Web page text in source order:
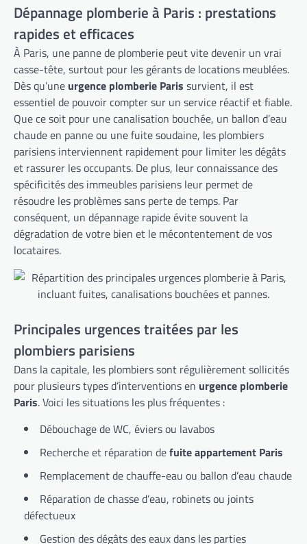
Dépannage plomberie à Paris : prestations
rapides et efficaces
À Paris, une panne de plomberie peut vite devenir un vrai
casse-tête, surtout pour les gérants de locations meublées.
Dès qu’une urgence plomberie Paris survient, il est
essentiel de pouvoir compter sur un service réactif et fiable.
Que ce soit pour une canalisation bouchée, un ballon d’eau
chaude en panne ou une fuite soudaine, les plombiers
parisiens interviennent rapidement pour limiter les dégâts
et rassurer les occupants. De plus, leur connaissance des
spécificités des immeubles parisiens leur permet de
résoudre les problèmes sans perte de temps. Par
conséquent, un dépannage rapide évite souvent la
dégradation de votre bien et le mécontentement de vos
locataires.
Principales urgences traitées par les
plombiers parisiens
Dans la capitale, les plombiers sont régulièrement sollicités
pour plusieurs types d’interventions en urgence plomberie
Paris. Voici les situations les plus fréquentes :
Débouchage de WC, éviers ou lavabos
Recherche et réparation defuite appartement Paris
Remplacement de chauffe-eau ou ballon d’eau chaude
Réparation de chasse d’eau, robinets ou joints
défectueux
Gestion des dégâts des eaux dans les parties